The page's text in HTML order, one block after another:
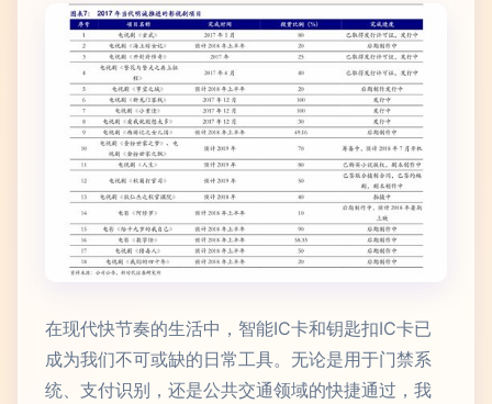
在现代快节奏的生活中，智能IC卡和钥匙扣IC卡已
成为我们不可或缺的日常工具。无论是用于门禁系
统、支付识别，还是公共交通领域的快捷通过，我